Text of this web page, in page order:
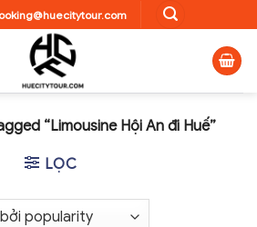
“Limousine Hội An đi Huế”
LỌC